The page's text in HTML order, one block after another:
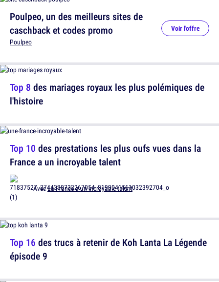
Top 8 des mariages royaux les plus polémiques de
l'histoire
Top 16 des trucs à retenir de Koh Lanta La Légende
épisode 9
Poulpeo, un des meilleurs sites de
caschback et codes promo
Poulpeo
Voir l'offre
Top 10 des prestations les plus oufs vues dans la
France a un incroyable talent
AvecLa France a un incroyable talent